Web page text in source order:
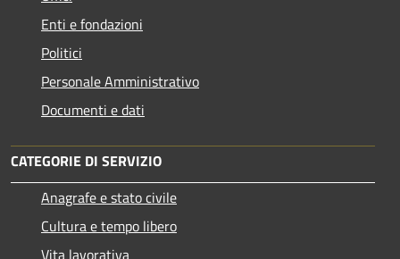
Enti e fondazioni
Politici
Personale Amministrativo
Documenti e dati
CATEGORIE DI SERVIZIO
Anagrafe e stato civile
Cultura e tempo libero
Vita lavorativa